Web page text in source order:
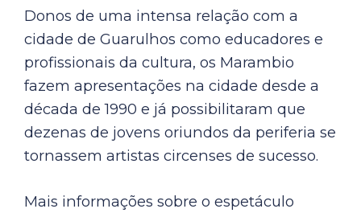
Donos de uma intensa relação com a
cidade de Guarulhos como educadores e
profissionais da cultura, os Marambio
fazem apresentações na cidade desde a
década de 1990 e já possibilitaram que
dezenas de jovens oriundos da periferia se
tornassem artistas circenses de sucesso.
Mais informações sobre o espetáculo